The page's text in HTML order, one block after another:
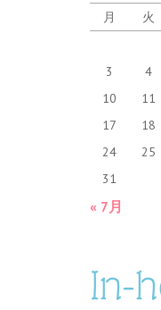
月
火
3
4
10
11
17
18
24
25
31
« 7月
In-